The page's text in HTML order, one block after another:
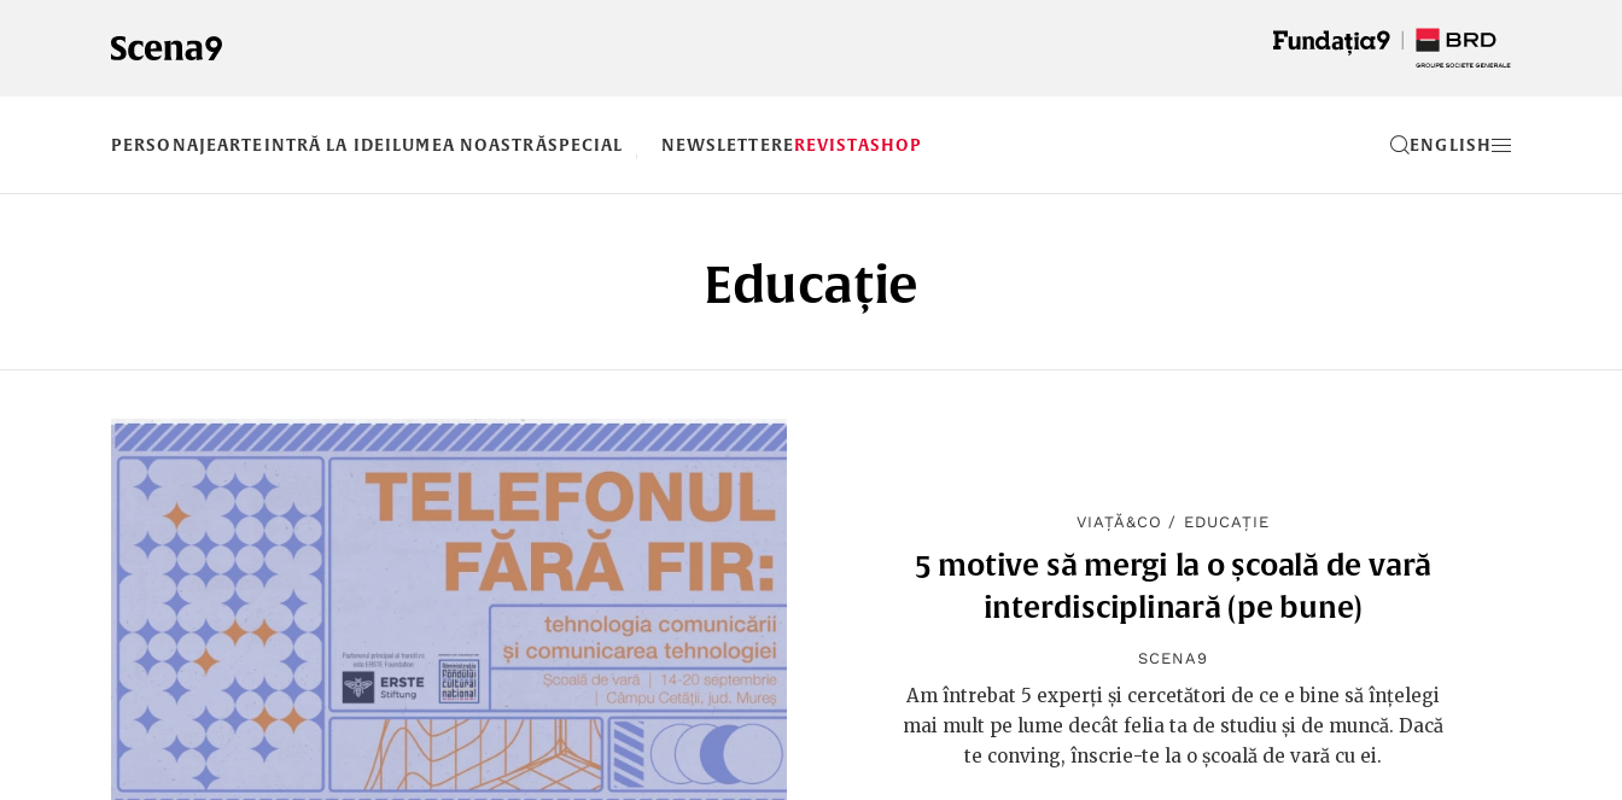
PERSONAJEARTEINTRĂ LA IDEILUMEA NOASTRĂSPECIAL NEWSLETTEREREVISTASHOP EN
Educație
VIAȚĂ&CO / EDUCAȚIE
5 motive să mergi la o școală de vară
interdisciplinară (pe bune)
SCENA9
Am întrebat 5 experți și cercetători de ce e bine să înțelegi
mai mult pe lume decât felia ta de studiu și de muncă. Dacă
te conving, înscrie-te la o școală de vară cu ei.